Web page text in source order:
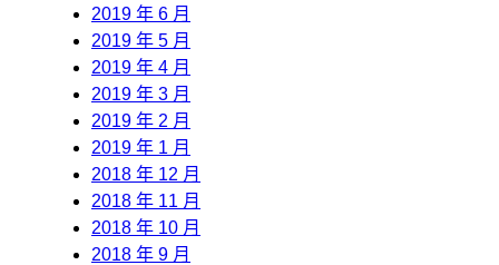
2019 年 6 月
2019 年 5 月
2019 年 4 月
2019 年 3 月
2019 年 2 月
2019 年 1 月
2018 年 12 月
2018 年 11 月
2018 年 10 月
2018 年 9 月